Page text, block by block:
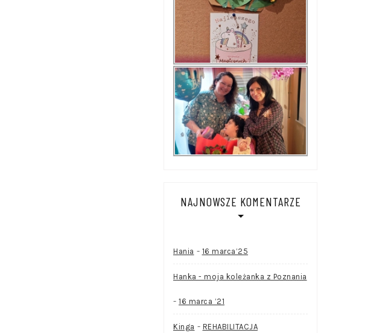
NAJNOWSZE KOMENTARZE
Hania - 16 marca’25
Hanka - moja koleżanka z Poznania
- 16 marca ’21
Kinga - REHABILITACJA